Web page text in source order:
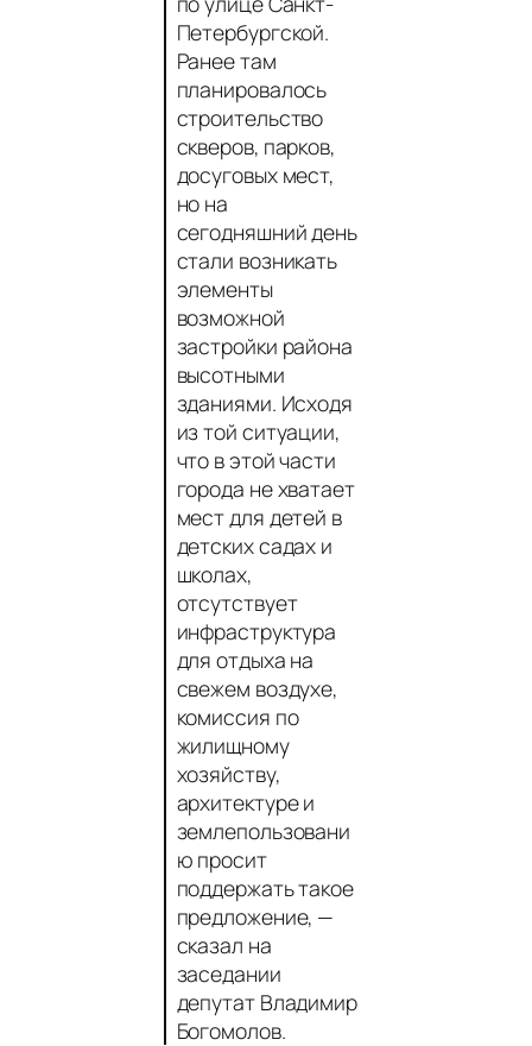
Петербургской.
Ранее там
планировалось
строительство
скверов, парков,
досуговых мест,
но на
сегодняшний день
стали возникать
элементы
возможной
застройки района
высотными
зданиями. Исходя
из той ситуации,
что в этой части
города не хватает
мест для детей в
детских садах и
школах,
отсутствует
инфраструктура
для отдыха на
свежем воздухе,
комиссия по
жилищному
хозяйству,
архитектуре и
землепользовани
ю просит
поддержать такое
предложение, —
сказал на
заседании
депутат Владимир
Богомолов.